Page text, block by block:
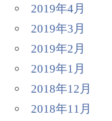
2019年4月
2019年3月
2019年2月
2019年1月
2018年12月
2018年11月